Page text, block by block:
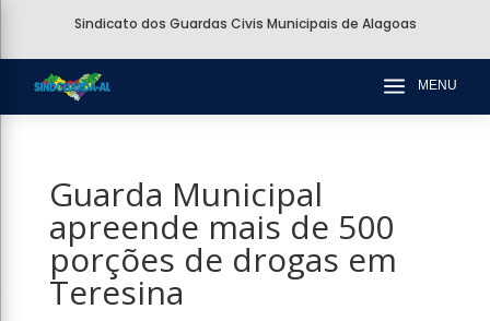
Sindicato dos Guardas Civis Municipais de Alagoas
a MENU
Guarda Municipal
apreende mais de 500
porções de drogas em
Teresina